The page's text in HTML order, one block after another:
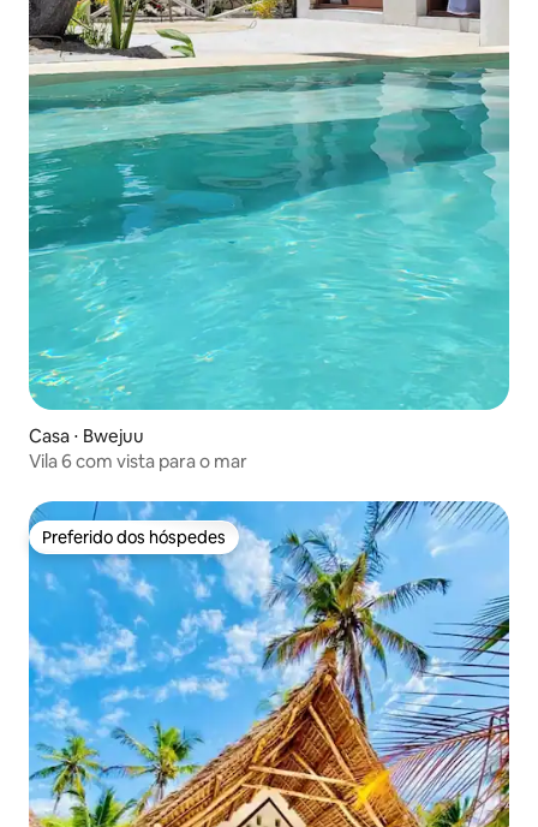
Casa ⋅ Bwejuu
Vila 6 com vista para o mar
Preferido dos hóspedes
Preferido dos hóspedes